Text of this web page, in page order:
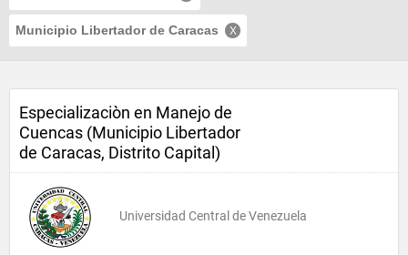
Municipio Libertador de Caracas
Especializaciòn en Manejo de
Cuencas (Municipio Libertador
de Caracas, Distrito Capital)
Universidad Central de Venezuela